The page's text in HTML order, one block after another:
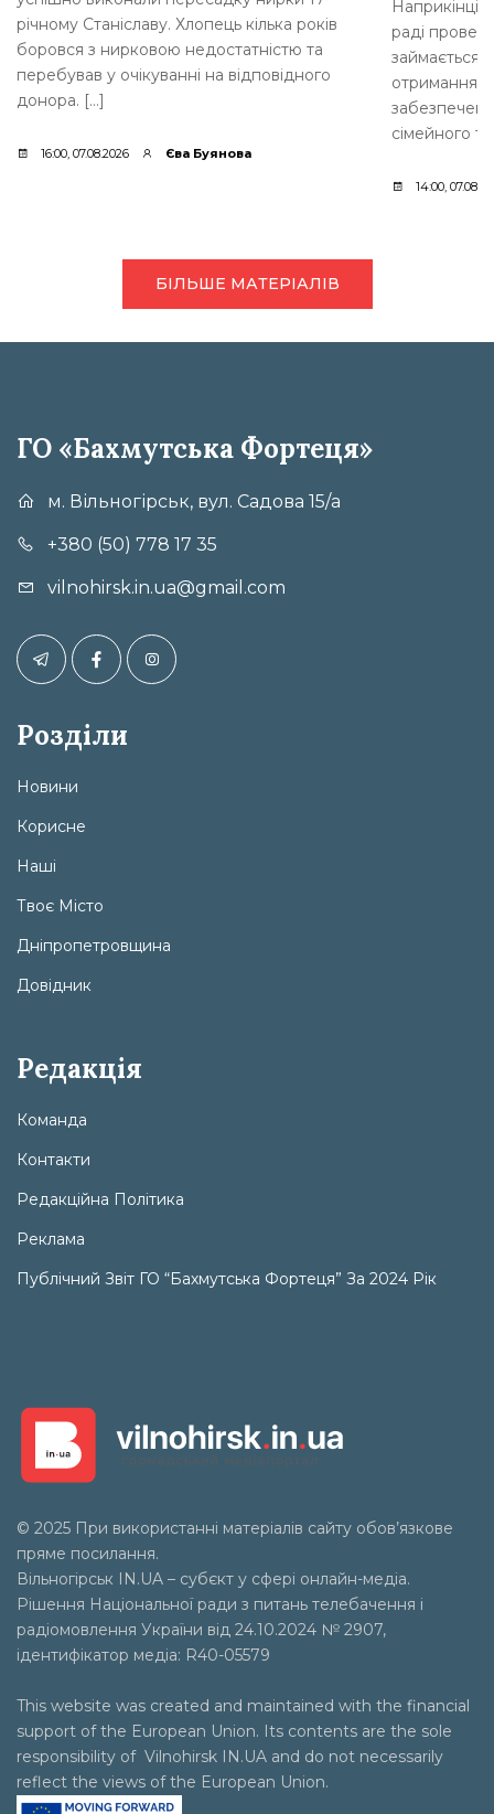
річному Станіславу. Хлопець кілька років
боровся з нирковою недостатністю та
перебував у очікуванні на відповідного
донора. […]
16:00, 07.08.2026 Єва Буянова
Наприкінці
раді
займається
отримання
сімейного
14:00,
БІЛЬШЕ МАТЕРІАЛІВ
ГО «Бахмутська Фортеця»
м. Вільногірськ, вул. Садова 15/а
+380 (50) 778 17 35
vilnohirsk.in.ua@gmail.com
Розділи
Новини
Корисне
Наші
Твоє Місто
Дніпропетровщина
Довідник
Редакція
Команда
Контакти
Редакційна Політика
Реклама
Публічний Звіт ГО “Бахмутська Фортеця” За 2024 Рік
© 2025 При використанні матеріалів сайту обов’язкове
пряме посилання.
Вільногірськ IN.UA – субєкт у сфері онлайн-медіа.
Рішення Національної ради з питань телебачення і
радіомовлення України від 24.10.2024 № 2907,
ідентифікатор медіа: R40-05579
This website was created and maintained with the financial
support of the European Union. Its contents are the sole
responsibility of Vilnohirsk IN.UA and do not necessarily
reflect the views of the European Union.